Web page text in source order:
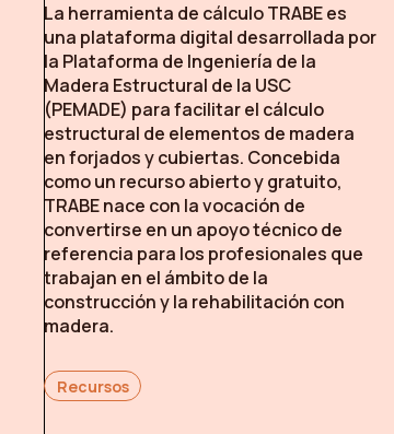
La herramienta de cálculo TRABE es
una plataforma digital desarrollada por
la Plataforma de Ingeniería de la
Madera Estructural de la USC
(PEMADE) para facilitar el cálculo
estructural de elementos de madera
en forjados y cubiertas. Concebida
como un recurso abierto y gratuito,
TRABE nace con la vocación de
convertirse en un apoyo técnico de
referencia para los profesionales que
trabajan en el ámbito de la
construcción y la rehabilitación con
madera.
Recursos